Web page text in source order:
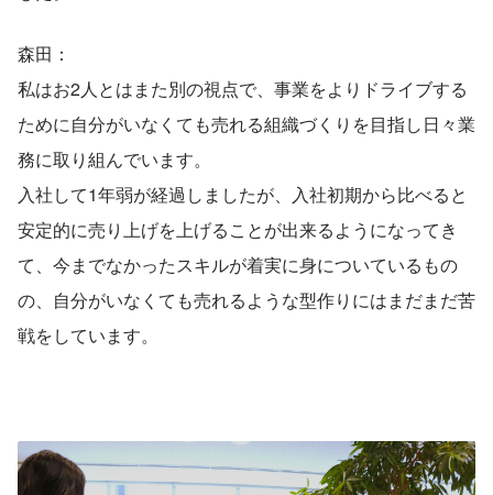
森田：
私はお2人とはまた別の視点で、事業をよりドライブする
ために自分がいなくても売れる組織づくりを目指し日々業
務に取り組んでいます。
入社して1年弱が経過しましたが、入社初期から比べると
安定的に売り上げを上げることが出来るようになってき
て、今までなかったスキルが着実に身についているもの
の、自分がいなくても売れるような型作りにはまだまだ苦
戦をしています。